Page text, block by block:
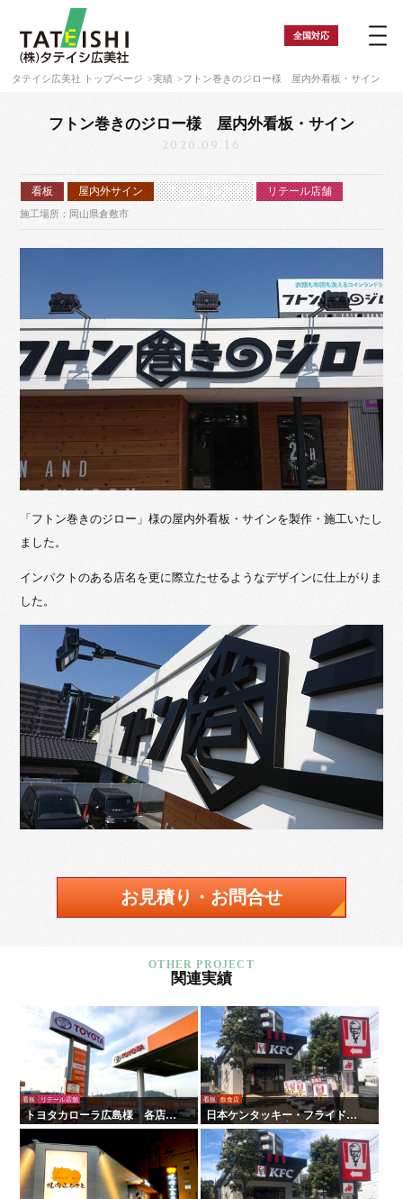
全国対応
タテイシ広美社 トップページ 実績 フトン巻きのジロー様 屋内外看板・サイン
フトン巻きのジロー様 屋内外看板・サイン
2020.09.16
看板 屋内外サイン チャンネル文字 リテール店舗
施工場所：岡山県倉敷市
「フトン巻きのジロー」様の屋内外看板・サインを製作・施工いたし
ました。
インパクトのある店名を更に際立たせるようなデザインに仕上がりま
した。
お見積り・お問合せ
関連実績
看板 リテール店舗
トヨタカローラ広島様 各店舗
サイン工事
看板 飲食店
日本ケンタッキー・フライド・
チキン様 全国店舗サイン工事 |
タテイシ広美社